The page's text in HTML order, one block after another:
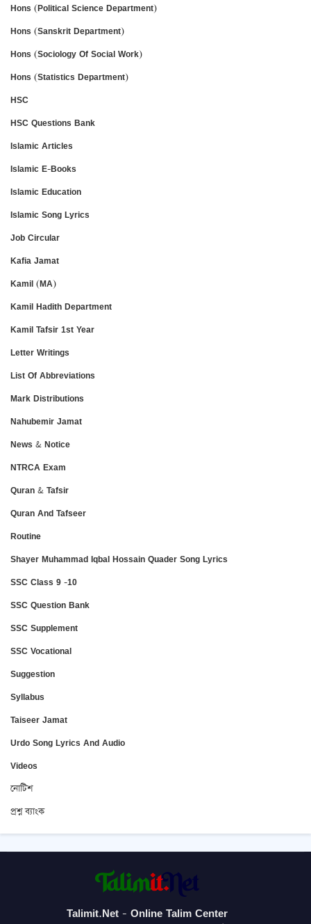
Hons (Political Science Department)
Hons (Sanskrit Department)
Hons (Sociology Of Social Work)
Hons (Statistics Department)
HSC
HSC Questions Bank
Islamic Articles
Islamic E-Books
Islamic Education
Islamic Song Lyrics
Job Circular
Kafia Jamat
Kamil (MA)
Kamil Hadith Department
Kamil Tafsir 1st Year
Letter Writings
List Of Abbreviations
Mark Distributions
Nahubemir Jamat
News & Notice
NTRCA Exam
Quran & Tafsir
Quran And Tafseer
Routine
Shayer Muhammad Iqbal Hossain Quader Song Lyrics
SSC Class 9 -10
SSC Question Bank
SSC Supplement
SSC Vocational
Suggestion
Syllabus
Taiseer Jamat
Urdo Song Lyrics And Audio
Videos
নোটিশ
প্রশ্ন ব্যাংক
Talimit.Net - Online Talim Center